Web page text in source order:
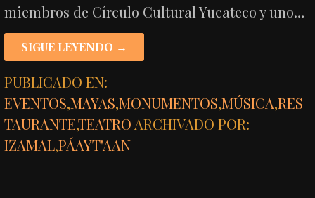
miembros de Círculo Cultural Yucateco y uno…
SIGUE LEYENDO →
PUBLICADO EN:
EVENTOS,MAYAS,MONUMENTOS,MÚSICA,RES
TAURANTE,TEATRO ARCHIVADO POR:
IZAMAL,PÁAYT'AAN